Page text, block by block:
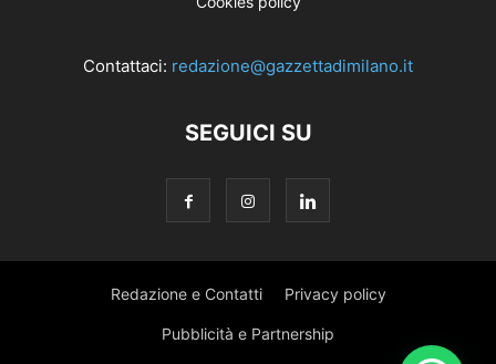
Contattaci: redazione@gazzettadimilano.it
SEGUICI SU
Redazione e Contatti Privacy policy
Pubblicità e Partnership